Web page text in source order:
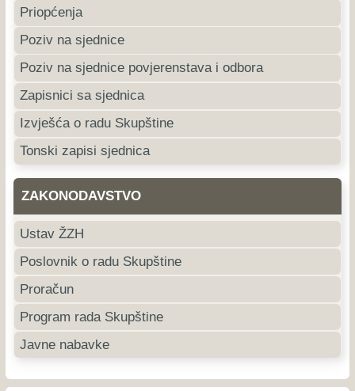
Priopćenja
Poziv na sjednice
Poziv na sjednice povjerenstava i odbora
Zapisnici sa sjednica
Izvješća o radu Skupštine
Tonski zapisi sjednica
ZAKONODAVSTVO
Ustav ŽZH
Poslovnik o radu Skupštine
Proračun
Program rada Skupštine
Javne nabavke